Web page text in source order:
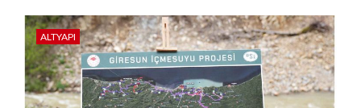
ALTYAPI